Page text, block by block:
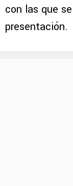
con las que
presentación.